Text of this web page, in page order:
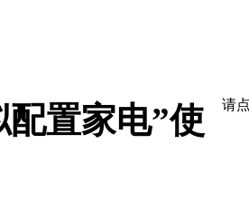
配置家电”使